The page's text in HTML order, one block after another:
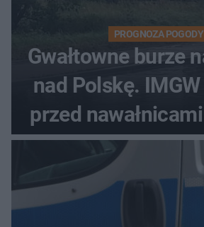
PROGNOZA POGODY
Gwałtowne burze
nad Polskę.
przed